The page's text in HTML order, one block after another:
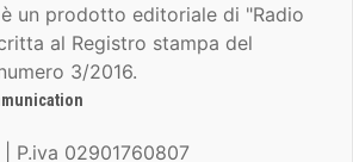
è un prodotto editoriale di "Radio
al Registro stampa del
3/2016.
P.iva 02901760807